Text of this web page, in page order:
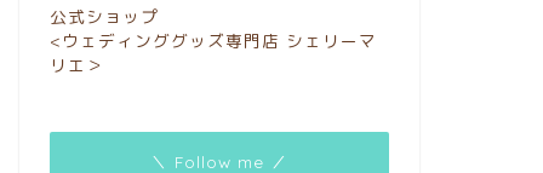
公式ショップ
<ウェディンググッズ専門店 シェリーマ
リエ＞
＼ Follow me ／